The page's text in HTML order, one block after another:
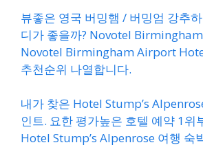
뷰좋은 영국 버밍햄 / 버밍엄 강추
디가 좋을까? Novotel
Novotel Birmingham Airport
추천순위 나열합니다.
내가 찾은 Hotel Stump’s
인트. 요한 평가높은 호텔 예약 1위
Hotel Stump’s Alpenrose 여행 숙